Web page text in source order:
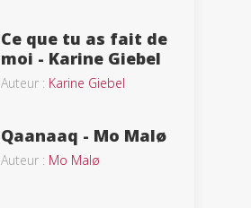
Ce que tu as fait de
moi - Karine Giebel
Auteur : Karine Giebel
Qaanaaq - Mo Malø
Auteur : Mo Malø